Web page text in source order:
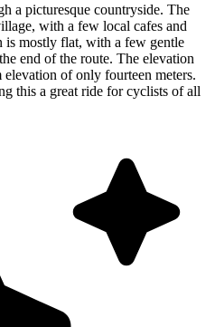
a picturesque countryside. The
with a few local cafes and
is mostly flat, with a few gentle
end of the route. The elevation
of only fourteen meters.
this a great ride for cyclists of all